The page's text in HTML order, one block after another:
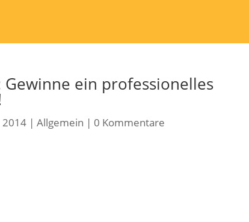
ein professionelles
2014| Allgemein | 0 Kommentare